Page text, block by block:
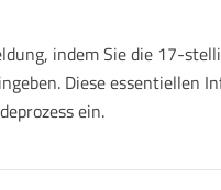
indem Sie die 17-
Diese
ein.